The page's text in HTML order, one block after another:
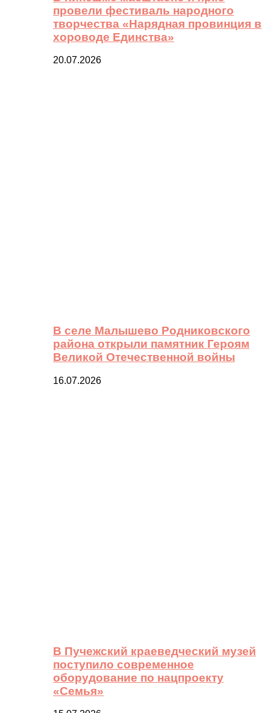
провели фестиваль народного
творчества «Нарядная провинция в
хороводе Единства»
20.07.2026
В селе Малышево Родниковского
района открыли памятник Героям
Великой Отечественной войны
16.07.2026
В Пучежский краеведческий музей
поступило современное
оборудование по нацпроекту
«Семья»